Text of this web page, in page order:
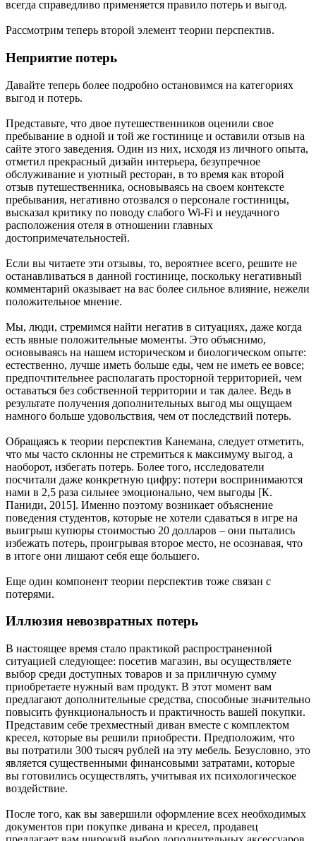
всегда справедливо применяется правило потерь и выгод.
Рассмотрим теперь второй элемент теории перспектив.
Неприятие потерь
Давайте теперь более подробно остановимся на категориях
выгод и потерь.
Представьте, что двое путешественников оценили свое
пребывание в одной и той же гостинице и оставили отзыв на
сайте этого заведения. Один из них, исходя из личного опыта,
отметил прекрасный дизайн интерьера, безупречное
обслуживание и уютный ресторан, в то время как второй
отзыв путешественника, основываясь на своем контексте
пребывания, негативно отозвался о персонале гостиницы,
высказал критику по поводу слабого Wi-Fi и неудачного
расположения отеля в отношении главных
достопримечательностей.
Если вы читаете эти отзывы, то, вероятнее всего, решите не
останавливаться в данной гостинице, поскольку негативный
комментарий оказывает на вас более сильное влияние, нежели
положительное мнение.
Мы, люди, стремимся найти негатив в ситуациях, даже когда
есть явные положительные моменты. Это объяснимо,
основываясь на нашем историческом и биологическом опыте:
естественно, лучше иметь больше еды, чем не иметь ее вовсе;
предпочтительнее располагать просторной территорией, чем
оставаться без собственной территории и так далее. Ведь в
результате получения дополнительных выгод мы ощущаем
намного больше удовольствия, чем от последствий потерь.
Обращаясь к теории перспектив Канемана, следует отметить,
что мы часто склонны не стремиться к максимуму выгод, а
наоборот, избегать потерь. Более того, исследователи
посчитали даже конкретную цифру: потери воспринимаются
нами в 2,5 раза сильнее эмоционально, чем выгоды [К.
Паниди, 2015]. Именно поэтому возникает объяснение
поведения студентов, которые не хотели сдаваться в игре на
выигрыш купюры стоимостью 20 долларов – они пытались
избежать потерь, проигрывая второе место, не осознавая, что
в итоге они лишают себя еще большего.
Еще один компонент теории перспектив тоже связан с
потерями.
Иллюзия невозвратных потерь
В настоящее время стало практикой распространенной
ситуацией следующее: посетив магазин, вы осуществляете
выбор среди доступных товаров и за приличную сумму
приобретаете нужный вам продукт. В этот момент вам
предлагают дополнительные средства, способные значительно
повысить функциональность и практичность вашей покупки.
Представим себе трехместный диван вместе с комплектом
кресел, которые вы решили приобрести. Предположим, что
вы потратили 300 тысяч рублей на эту мебель. Безусловно, это
является существенными финансовыми затратами, которые
вы готовились осуществлять, учитывая их психологическое
воздействие.
После того, как вы завершили оформление всех необходимых
документов при покупке дивана и кресел, продавец